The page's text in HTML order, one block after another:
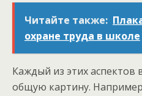
Читайте также:
охране труда в школе
Каждый из этих аспектов
общую картину.